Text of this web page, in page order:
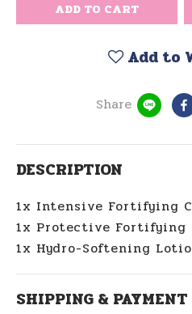
ADD TO CART
Add to
Share
DESCRIPTION
1x Intensive Fortifying
1x Protective Fortifying
1x Hydro-Softening
SHIPPING & PAYMENT